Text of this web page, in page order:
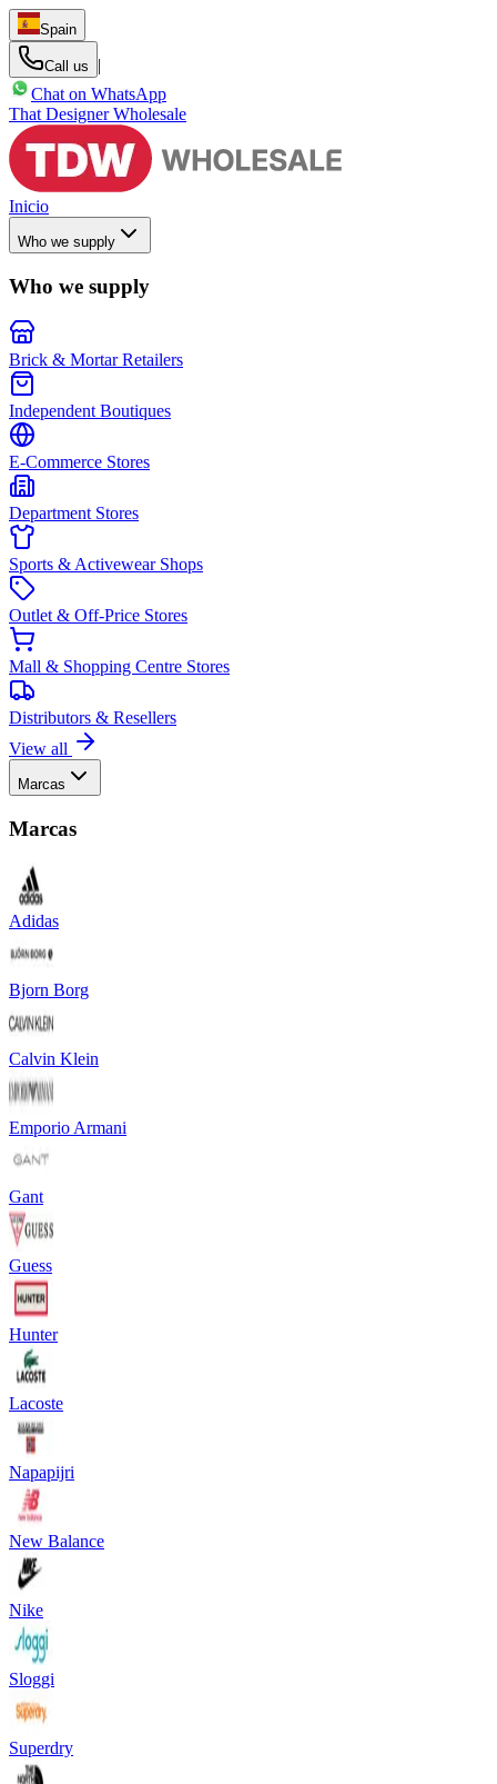
Spain
Call us
|
Chat on WhatsApp
That Designer Wholesale
Inicio
Who we supply
Who we supply
Brick & Mortar Retailers
Independent Boutiques
E-Commerce Stores
Department Stores
Sports & Activewear Shops
Outlet & Off-Price Stores
Mall & Shopping Centre Stores
Distributors & Resellers
View all
Marcas
Marcas
Adidas
Bjorn Borg
Calvin Klein
Emporio Armani
Gant
Guess
Hunter
Lacoste
Napapijri
New Balance
Nike
Sloggi
Superdry